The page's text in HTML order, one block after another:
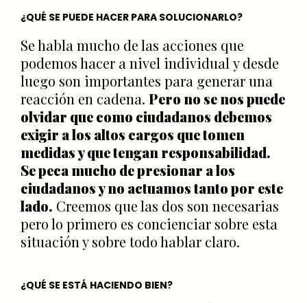
¿QUÉ SE PUEDE HACER PARA SOLUCIONARLO?
Se habla mucho de las acciones que
podemos hacer a nivel individual y desde
luego son importantes para generar una
reacción en cadena. Pero no se nos puede
olvidar que como ciudadanos debemos
exigir a los altos cargos que tomen
medidas y que tengan responsabilidad.
Se peca mucho de presionar a los
ciudadanos y no actuamos tanto por este
lado. Creemos que las dos son necesarias
pero lo primero es concienciar sobre esta
situación y sobre todo hablar claro.
¿QUÉ SE ESTÁ HACIENDO BIEN?